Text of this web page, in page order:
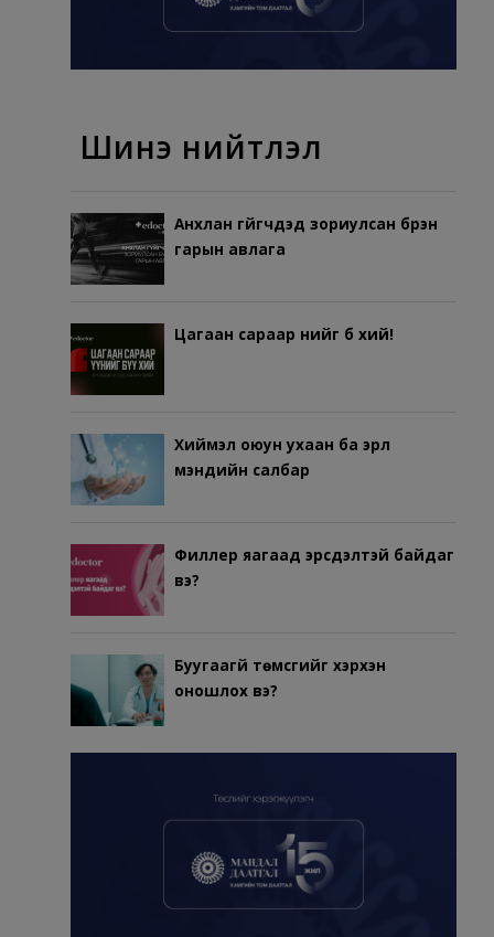
Шинэ нийтлэл
Анхлан гүйгчдэд зориулсан бүрэн
гарын авлага
Цагаан сараар үүнийг бүү хий!
Хиймэл оюун ухаан ба эрүүл
мэндийн салбар
Филлер яагаад эрсдэлтэй байдаг
вэ?
Буугаагүй төмсгийг хэрхэн
оношлох вэ?